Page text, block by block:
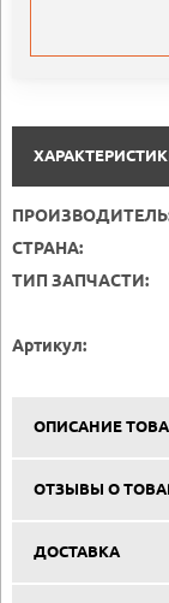
СТРАНА:
ТИП ЗАПЧАСТИ:
Артикул:
ОПИСАНИЕ
ОТЗЫВЫ О
ДОСТАВКА